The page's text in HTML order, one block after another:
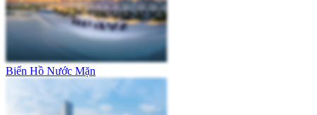
Biển Hồ Nước Mặn